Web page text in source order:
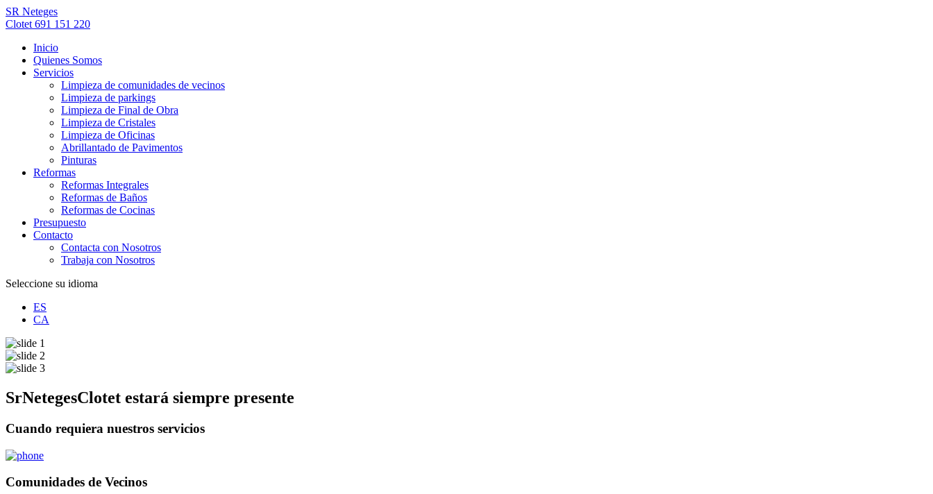
SR Neteges
Clotet 691 151 220
Inicio
Quienes Somos
Servicios
Limpieza de comunidades de vecinos
Limpieza de parkings
Limpieza de Final de Obra
Limpieza de Cristales
Limpieza de Oficinas
Abrillantado de Pavimentos
Pinturas
Reformas
Reformas Integrales
Reformas de Baños
Reformas de Cocinas
Presupuesto
Contacto
Contacta con Nosotros
Trabaja con Nosotros
Seleccione su idioma
ES
CA
SrNetegesClotet estará siempre presente
Cuando requiera nuestros servicios
Comunidades de Vecinos